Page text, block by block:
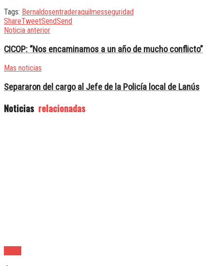
Tags: Bernaldosentraderaquilmesseguridad
ShareTweetSendSend
Noticia anterior
CICOP: “Nos encaminamos a un año de mucho conflicto”
Mas noticias
Separaron del cargo al Jefe de la Policía local de Lanús
Noticias relacionadas